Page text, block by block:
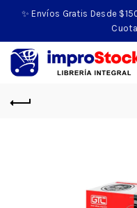
✨ Envíos Gratis Desde